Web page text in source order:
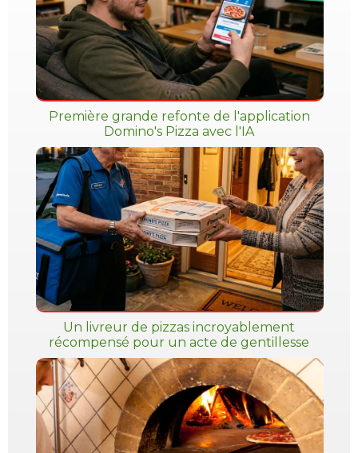
Première grande refonte de l'application
Domino's Pizza avec l'IA
Un livreur de pizzas incroyablement
récompensé pour un acte de gentillesse